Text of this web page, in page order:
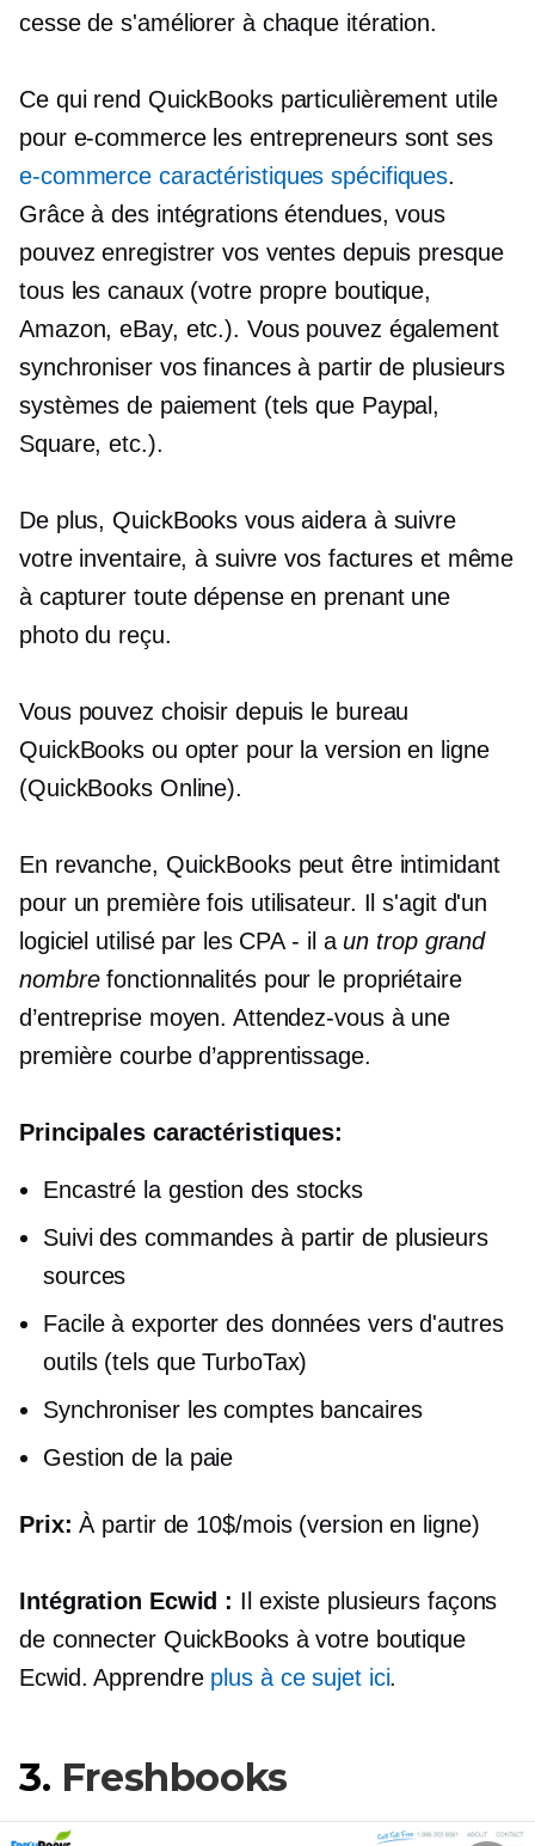
cesse de s'améliorer à chaque itération.
Ce qui rend QuickBooks particulièrement utile
pour e-commerceles entrepreneurs sont ses
e-commerce caractéristiques spécifiques.
Grâce à des intégrations étendues, vous
pouvez enregistrer vos ventes depuis presque
tous les canaux (votre propre boutique,
Amazon, eBay, etc.). Vous pouvez également
synchroniser vos finances à partir de plusieurs
systèmes de paiement (tels que Paypal,
Square, etc.).
De plus, QuickBooks vous aidera à suivre
votre inventaire, à suivre vos factures et même
à capturer toute dépense en prenant une
photo du reçu.
Vous pouvez choisir depuis le bureau
QuickBooks ou opter pour la version en ligne
(QuickBooks Online).
En revanche, QuickBooks peut être intimidant
pour un première foisutilisateur. Il s'agit d'un
logiciel utilisé par les CPA - il aun trop grand
nombrefonctionnalités pour le propriétaire
d’entreprise moyen. Attendez-vous à une
première courbe d’apprentissage.
Principales caractéristiques:
Encastré la gestion des stocks
Suivi des commandes à partir de plusieurs
sources
Facile à exporter des données vers d'autres
outils (tels que TurboTax)
Synchroniser les comptes bancaires
Gestion de la paie
Prix:À partir de 10$/mois (version en ligne)
Intégration Ecwid : Il existe plusieurs façons
de connecter QuickBooks à votre boutique
Ecwid. Apprendre plus à ce sujet ici.
3. Freshbooks